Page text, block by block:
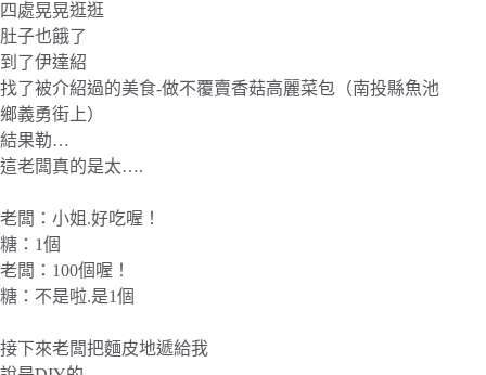
四處晃晃逛逛
肚子也餓了
到了伊達紹
找了被介紹過的美食-做不覆賣香菇高麗菜包（南投縣魚池
鄉義勇街上）
結果勒…
這老闆真的是太….
老闆：小姐.好吃喔！
糖：1個
老闆：100個喔！
糖：不是啦.是1個
接下來老闆把麵皮地遞給我